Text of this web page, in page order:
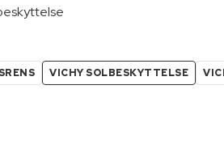
VICHY SOLBESKYTTELSE